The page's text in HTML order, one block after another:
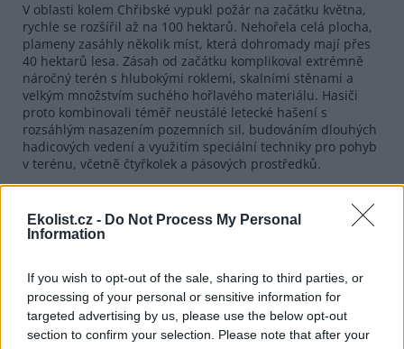
Ekolist.cz - Do Not Process My Personal
Information
If you wish to opt-out of the sale, sharing to third parties, or
processing of your personal or sensitive information for
targeted advertising by us, please use the below opt-out
section to confirm your selection. Please note that after your
V oblasti kolem Chřibské vypukl požár na začátku května,
rychle se rozšířil až na 100 hektarů. Nehořela celá plocha,
plameny zasáhly několik míst, která dohromady mají přes
40 hektarů lesa. Zásah od začátku komplikoval extrémně
náročný terén s hlubokými roklemi, skalními stěnami a
velkým množstvím suchého hořlavého materiálu. Hasiči
proto kombinovali téměř neustálé letecké hašení s
rozsáhlým nasazením pozemních sil, budováním dlouhých
hadicových vedení a využitím speciální techniky pro pohyb
v terénu, včetně čtyřkolek a pásových prostředků.
požár v historii ČR, hořelo na ploše o velikosti přes 1000
hektarů.